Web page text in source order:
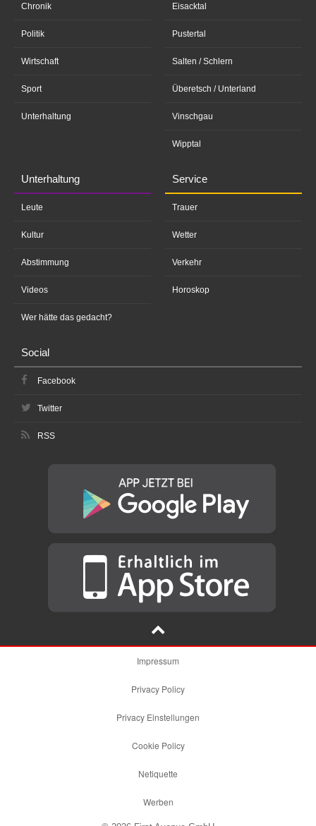
Chronik
Politik
Wirtschaft
Sport
Unterhaltung
Eisacktal
Pustertal
Salten / Schlern
Überetsch / Unterland
Vinschgau
Wipptal
Unterhaltung
Leute
Kultur
Abstimmung
Videos
Wer hätte das gedacht?
Service
Trauer
Wetter
Verkehr
Horoskop
Social
Facebook
Twitter
RSS
Impressum
Privacy Policy
Privacy Einstellungen
Cookie Policy
Netiquette
Werben